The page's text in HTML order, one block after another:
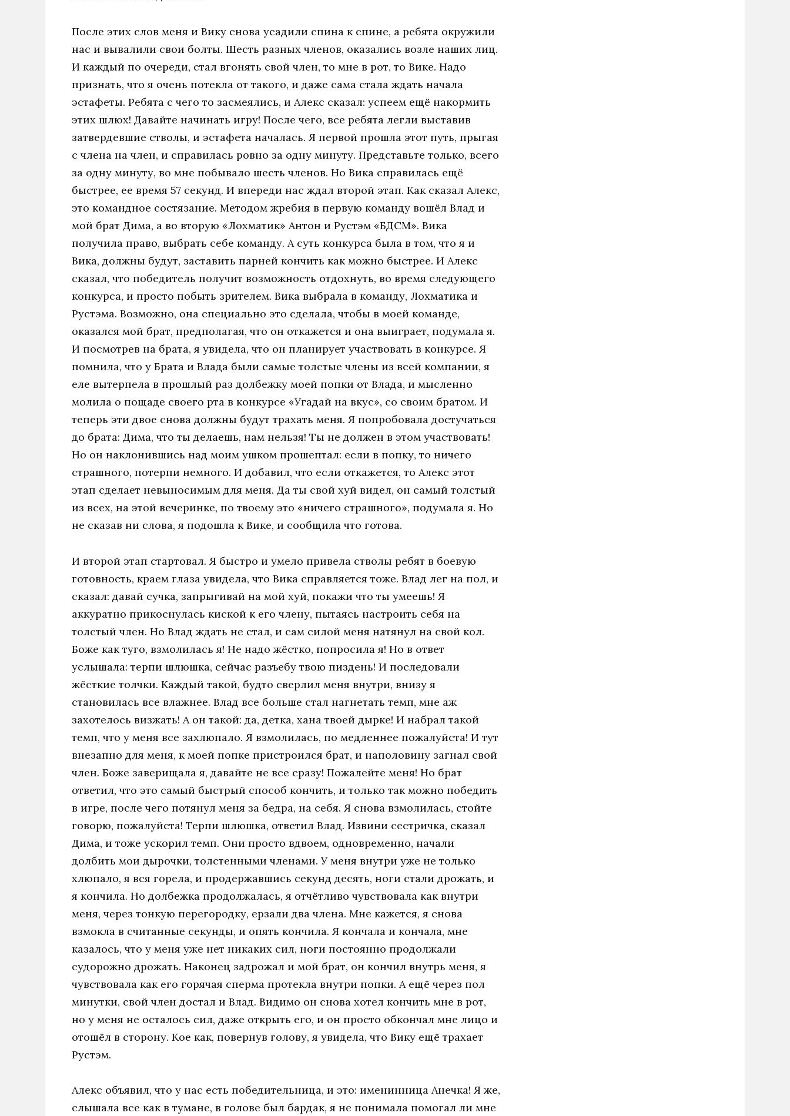
После этих слов меня и Вику снова усадили спина к спине, а ребята окружили
нас и вывалили свои болты. Шесть разных членов, оказались возле наших лиц.
И каждый по очереди, стал вгонять свой член, то мне в рот, то Вике. Надо
признать, что я очень потекла от такого, и даже сама стала ждать начала
эстафеты. Ребята с чего то засмеялись, и Алекс сказал: успеем ещё накормить
этих шлюх! Давайте начинать игру! После чего, все ребята легли выставив
затвердевшие стволы, и эстафета началась. Я первой прошла этот путь, прыгая
с члена на член, и справилась ровно за одну минуту. Представьте только, всего
за одну минуту, во мне побывало шесть членов. Но Вика справилась ещё
быстрее, ее время 57 секунд. И впереди нас ждал второй этап. Как сказал Алекс,
это командное состязание. Методом жребия в первую команду вошёл Влад и
мой брат Дима, а во вторую «Лохматик» Антон и Рустэм «БДСМ». Вика
получила право, выбрать себе команду. А суть конкурса была в том, что я и
Вика, должны будут, заставить парней кончить как можно быстрее. И Алекс
сказал, что победитель получит возможность отдохнуть, во время следующего
конкурса, и просто побыть зрителем. Вика выбрала в команду, Лохматика и
Рустэма. Возможно, она специально это сделала, чтобы в моей команде,
оказался мой брат, предполагая, что он откажется и она выиграет, подумала я.
И посмотрев на брата, я увидела, что он планирует участвовать в конкурсе. Я
помнила, что у Брата и Влада были самые толстые члены из всей компании, я
еле вытерпела в прошлый раз долбежку моей попки от Влада, и мысленно
молила о пощаде своего рта в конкурсе «Угадай на вкус», со своим братом. И
теперь эти двое снова должны будут трахать меня. Я попробовала достучаться
до брата: Дима, что ты делаешь, нам нельзя! Ты не должен в этом участвовать!
Но он наклонившись над моим ушком прошептал: если в попку, то ничего
страшного, потерпи немного. И добавил, что если откажется, то Алекс этот
этап сделает невыносимым для меня. Да ты свой хуй видел, он самый толстый
из всех, на этой вечеринке, по твоему это «ничего страшного», подумала я. Но
не сказав ни слова, я подошла к Вике, и сообщила что готова.
И второй этап стартовал. Я быстро и умело привела стволы ребят в боевую
готовность, краем глаза увидела, что Вика справляется тоже. Влад лег на пол, и
сказал: давай сучка, запрыгивай на мой хуй, покажи что ты умеешь! Я
аккуратно прикоснулась киской к его члену, пытаясь настроить себя на
толстый член. Но Влад ждать не стал, и сам силой меня натянул на свой кол.
Боже как туго, взмолилась я! Не надо жёстко, попросила я! Но в ответ
услышала: терпи шлюшка, сейчас разъебу твою пиздень! И последовали
жёсткие толчки. Каждый такой, будто сверлил меня внутри, внизу я
становилась все влажнее. Влад все больше стал нагнетать темп, мне аж
захотелось визжать! А он такой: да, детка, хана твоей дырке! И набрал такой
темп, что у меня все захлюпало. Я взмолилась, по медленнее пожалуйста! И тут
внезапно для меня, к моей попке пристроился брат, и наполовину загнал свой
член. Боже заверищала я, давайте не все сразу! Пожалейте меня! Но брат
ответил, что это самый быстрый способ кончить, и только так можно победить
в игре, после чего потянул меня за бедра, на себя. Я снова взмолилась, стойте
говорю, пожалуйста! Терпи шлюшка, ответил Влад. Извини сестричка, сказал
Дима, и тоже ускорил темп. Они просто вдвоем, одновременно, начали
долбить мои дырочки, толстенными членами. У меня внутри уже не только
хлюпало, я вся горела, и продержавшись секунд десять, ноги стали дрожать, и
я кончила. Но долбежка продолжалась, я отчётливо чувствовала как внутри
меня, через тонкую перегородку, ерзали два члена. Мне кажется, я снова
взмокла в считанные секунды, и опять кончила. Я кончала и кончала, мне
казалось, что у меня уже нет никаких сил, ноги постоянно продолжали
судорожно дрожать. Наконец задрожал и мой брат, он кончил внутрь меня, я
чувствовала как его горячая сперма протекла внутри попки. А ещё через пол
минутки, свой член достал и Влад. Видимо он снова хотел кончить мне в рот,
но у меня не осталось сил, даже открыть его, и он просто обкончал мне лицо и
отошёл в сторону. Кое как, повернув голову, я увидела, что Вику ещё трахает
Рустэм.
Алекс объявил, что у нас есть победительница, и это: именинница Анечка! Я же,
слышала все как в тумане, в голове был бардак, я не понимала помогал ли мне